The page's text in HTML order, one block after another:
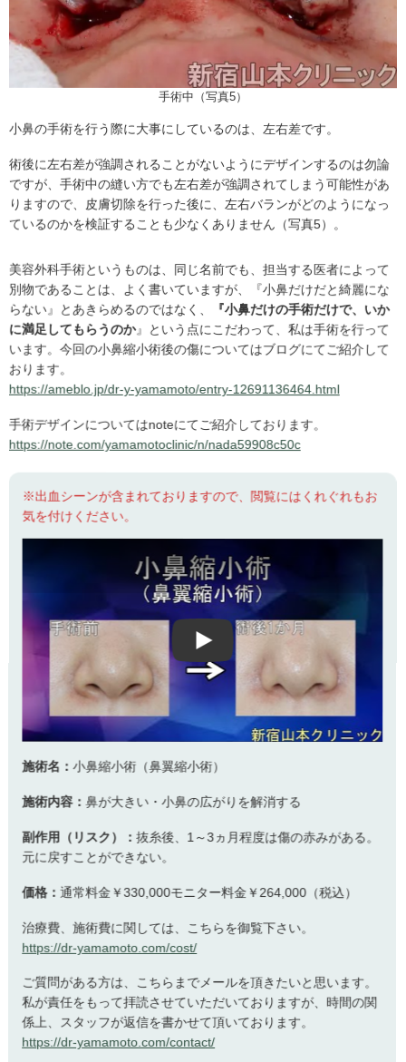
手術中（写真5）
小鼻の手術を行う際に大事にしているのは、左右差です。
術後に左右差が強調されることがないようにデザインするのは勿論
ですが、手術中の縫い方でも左右差が強調されてしまう可能性があ
りますので、皮膚切除を行った後に、左右バランがどのようになっ
ているのかを検証することも少なくありません（写真5）。
美容外科手術というものは、同じ名前でも、担当する医者によって
別物であることは、よく書いていますが、『小鼻だけだと綺麗にな
らない』とあきらめるのではなく、 『小鼻だけの手術だけで、いか
に満足してもらうのか』という点にこだわって、私は手術を行って
います。今回の小鼻縮小術後の傷についてはブログにてご紹介して
おります。
https://ameblo.jp/dr-y-yamamoto/entry-12691136464.html
手術デザインについてはnoteにてご紹介しております。
https://note.com/yamamotoclinic/n/nada59908c50c
※出血シーンが含まれておりますので、閲覧にはくれぐれもお
気を付けください。
Play
施術名：小鼻縮小術（鼻翼縮小術）
施術内容：鼻が大きい・小鼻の広がりを解消する
副作用（リスク）：抜糸後、1～3ヵ月程度は傷の赤みがある。
元に戻すことができない。
価格：通常料金￥330,000モニター料金￥264,000（税込）
治療費、施術費に関しては、こちらを御覧下さい。
https://dr-yamamoto.com/cost/
ご質問がある方は、こちらまでメールを頂きたいと思います。
私が責任をもって拝読させていただいておりますが、時間の関
係上、スタッフが返信を書かせて頂いております。
https://dr-yamamoto.com/contact/